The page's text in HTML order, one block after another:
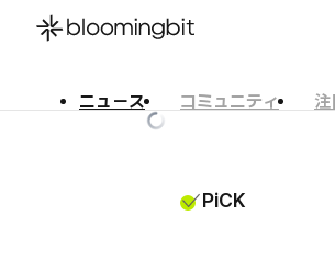
ニュース コミュニティ
注
PiCK